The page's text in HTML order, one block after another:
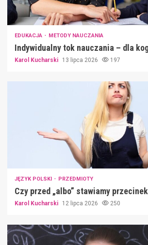
EDUKACJA METODY NAUCZANIA
Indywidualny tok nauczania – dla
Karol Kucharski 13 lipca 2026 197
JĘZYK POLSKI PRZEDMIOTY
Czy przed „albo” stawiamy
Karol Kucharski 12 lipca 2026 250